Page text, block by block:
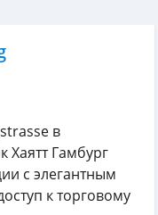
в
Хаятт Гамбург
с элегантным
к торговому